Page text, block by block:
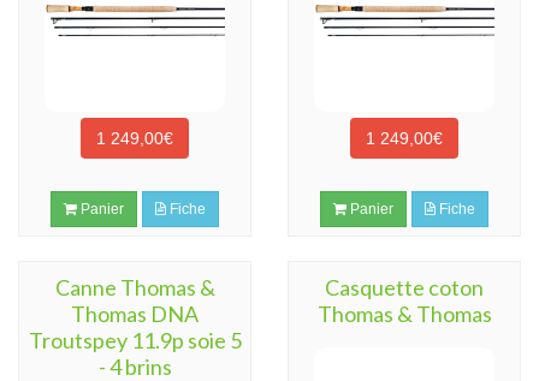
1 249,00€
Panier Fiche
1 249,00€
Panier Fiche
Canne Thomas &
Thomas DNA
Troutspey 11.9p soie 5
- 4 brins
Casquette coton
Thomas & Thomas